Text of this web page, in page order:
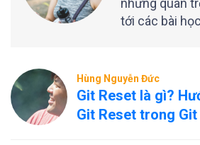
nhưng quan
tới các bài
Hùng Nguyễn Đức
Git Reset là gì?
Git Reset trong Git